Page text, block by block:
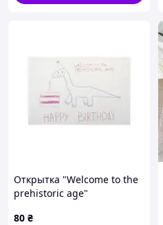
Открытка "Welcome to the
prehistoric age"
80 ₴